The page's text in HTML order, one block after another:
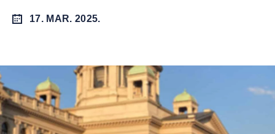
17. MAR. 2025.